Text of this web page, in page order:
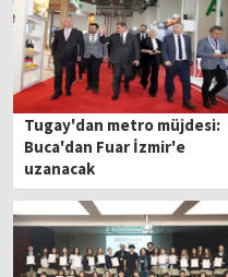
Tugay'dan metro müjdesi:
Buca'dan Fuar İzmir'e
uzanacak